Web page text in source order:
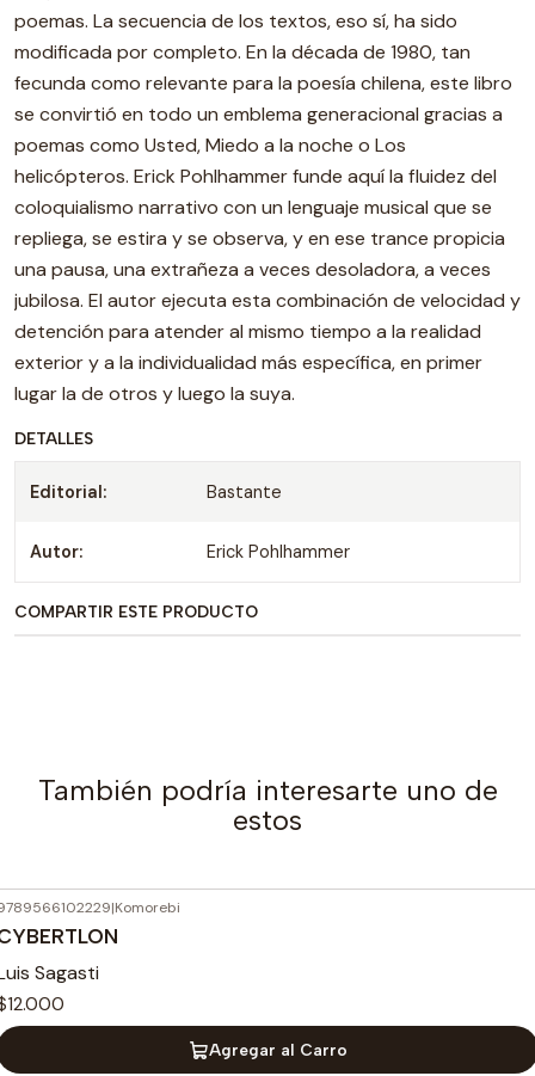
poemas. La secuencia de los textos, eso sí, ha sido
modificada por completo. En la década de 1980, tan
fecunda como relevante para la poesía chilena, este libro
se convirtió en todo un emblema generacional gracias a
poemas como Usted, Miedo a la noche o Los
helicópteros. Erick Pohlhammer funde aquí la fluidez del
coloquialismo narrativo con un lenguaje musical que se
repliega, se estira y se observa, y en ese trance propicia
una pausa, una extrañeza a veces desoladora, a veces
jubilosa. El autor ejecuta esta combinación de velocidad y
detención para atender al mismo tiempo a la realidad
exterior y a la individualidad más específica, en primer
lugar la de otros y luego la suya.
DETALLES
Editorial: Bastante
Autor: Erick Pohlhammer
COMPARTIR ESTE PRODUCTO
También podría interesarte uno de
estos
|Komorebi
Sagasti
Agregar al Carro